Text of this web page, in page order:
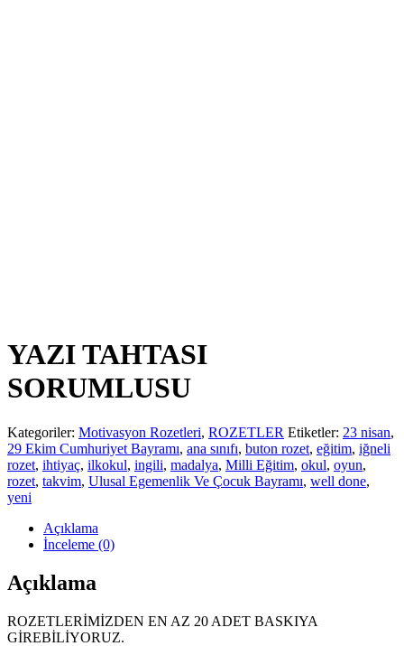
YAZI TAHTASI
SORUMLUSU
Kategoriler: Motivasyon Rozetleri, ROZETLER Etiketler: 23 nisan,
29 Ekim Cumhuriyet Bayramı, ana sınıfı, buton rozet, eğitim, iğneli
rozet, ihtiyaç, ilkokul, ingili, madalya, Milli Eğitim, okul, oyun,
rozet, takvim, Ulusal Egemenlik Ve Çocuk Bayramı, well done,
yeni
Açıklama
İnceleme (0)
Açıklama
ROZETLERİMİZDEN EN AZ 20 ADET BASKIYA
GİREBİLİYORUZ.